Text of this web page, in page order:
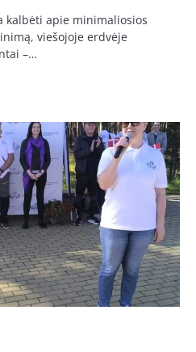
kalbėti apie minimaliosios
viešojoje erdvėje
–…